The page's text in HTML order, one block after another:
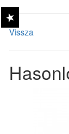
Vissza